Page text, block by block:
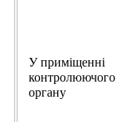
У приміщенні
контролюючого
органу